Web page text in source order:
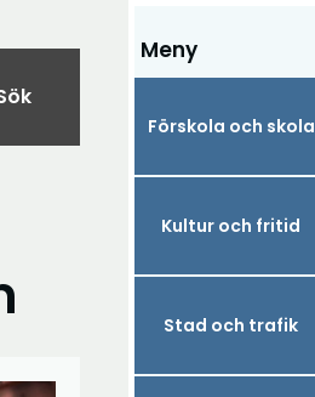
Meny
Förskola och skola
Kultur och fritid
Stad och trafik